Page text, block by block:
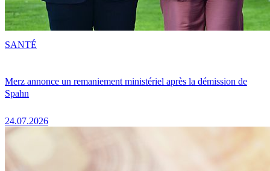
Merz annonce un remaniement ministériel après la démission de
Spahn
24.07.2026
SANTÉ